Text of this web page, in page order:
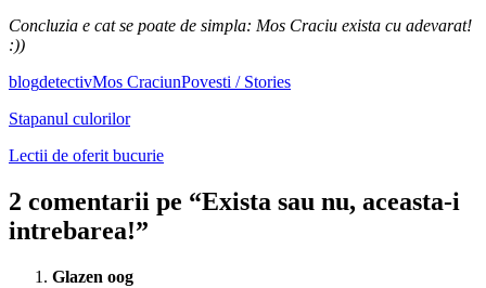
Concluzia e cat se poate de simpla: Mos Craciu exista cu adevarat!
:))
blogdetectivMos CraciunPovesti / Stories
Stapanul culorilor
Lectii de oferit bucurie
2 comentarii pe “Exista sau nu, aceasta-i
intrebarea!”
Glazen oog